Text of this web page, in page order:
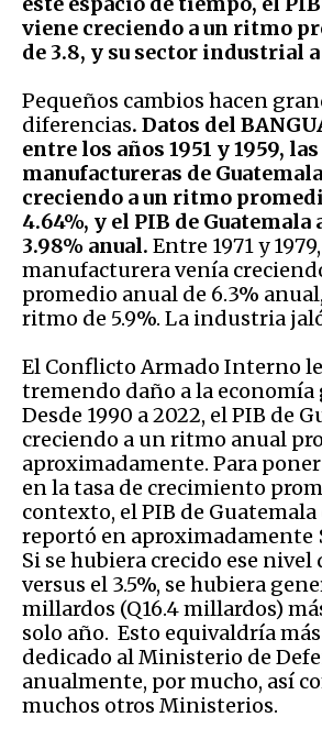
viene creciendo a un ritmo
de 3.8, y su sector industrial
Pequeños cambios hacen
diferencias. Datos del
entre los años 1951 y 1959,
manufactureras de
creciendo a un ritmo
4.64%, y el PIB de
3.98% anual. Entre 1971 y
manufacturera venía
promedio anual de 6.3%
ritmo de 5.9%. La industria
El Conflicto Armado Interno
tremendo daño a la economía
Desde 1990 a 2022, el PIB de
creciendo a un ritmo anual
aproximadamente. Para
en la tasa de crecimiento
contexto, el PIB de Guatemala
reportó en aproximadamente
Si se hubiera crecido ese nivel
versus el 3.5%, se hubiera
millardos (Q16.4 millardos)
solo año. Esto equivaldría
dedicado al Ministerio de
anualmente, por mucho, así
muchos otros Ministerios.